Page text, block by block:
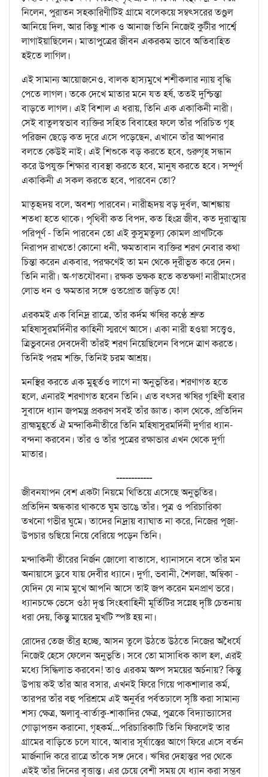
নিলেন, পুরাতন সহকারিণীটিই গ্রামে বলেকয়ে সম্বৎসরের তণ্ডুল
আনিয়ে দিল, আর কিছু শাক ও আনাজ তিনি নিজেই কুটীর পার্শ্বে
লাগাইয়াছিলেন। মাতাপুত্রের জীবন একরকম ভাবে অতিবাহিত
হইতে লাগিল।
এই সামান্য আয়োজনেও, বালক হাস্যমুখে শশীকলার ন্যায় বৃদ্ধি
পেতে লাগল। তকে দেখে মাতার মনে যত হর্ষ, ততই দুশ্চিন্তা
বাড়তে লাগল। এই বিশাল এ ধরায়, তিনি এক একাকিনী নারী।
সেই বাতুলস্বভাব ব্যক্তির সহিত বিবাহের ফলে তাঁর পরিচিত গৃহ
পরিজন ছেড়ে কত দূরে এসে পড়েছেন, এখানে তাঁর আপনার
বলতে কেউই নাই। এই শিশুকে বড় করতে হবে, গুরুগৃহ সন্ধান
করে উপযুক্ত শিক্ষার ব্যবস্থা করতে হবে, মানুষ করতে হবে। সম্পূর্ণ
একাকিনী এ সকল করতে হবে, পারবেন তো?
মাতৃহৃদয় বলে, অবশ্য পারবেন। নারীহৃদয় বড় দুর্বল, আশঙ্কায়
শতধা হতে থাকে। পৃথিবী কত বিপদ, কত হিংস্র জীব, কত দুরাত্মায়
পরিপূর্ণ - তিনি পারবেন তো এই কুসুমতুল্য কোমল প্রাণটিকে
নিরাপদ রাখতে! কোনো ধনী, ক্ষমতাবান ব্যক্তির শরণ নেবার কথা
চিন্তা করেন একবার, পরক্ষণেই তা মন থেকে দূরীভূত করে দেন।
তিনি নারী। অ-গতযৌবনা। রক্ষক ভক্ষক হতে কতক্ষণ! নারীমাংসের
লোভ ধন ও ক্ষমতার সঙ্গে ওতপ্রোত জড়িত যে!
এরকমই এক বিনিদ্র রাত্রে, তাঁর কর্দম ঋষির কণ্ঠে শ্রুত
মহিষাসুরমর্দিনীর কাহিনী স্মরণে আসে। একা নারী হওয়া সত্ত্বেও,
ত্রিভুবনের দেবদেবী তাঁরই শরণ নিয়েছিলেন বিপদে ত্রাণ করতে।
তিনিই পরম শক্তি, তিনিই চরম আশ্রয়।
মনস্থির করতে এক মুহূর্তও লাগে না অনুভূতির। শরণাগত হতে
হলে, এনারই শরণাগত হবেন তিনি। এত বৎসর ঋষির গৃহিণী হবার
সুবাদে ধ্যান জপমন্ত্র প্রকরণ সবই তাঁর জ্ঞাত। কাল থেকে, প্রতিদিন
ব্রাহ্মমুহূর্তে ঐ মন্দাকিনীতীরে তিনি মহিষাসুরমর্দিনী দুর্গার ধ্যান-
বন্দনা করবেন। তাঁর ও তাঁর পুত্রের রক্ষাভার এখন থেকে দুর্গা
মাতার।
------------
জীবনযাপন বেশ একটা নিয়মে থিতিয়ে এসেছে অনুভূতির।
প্রতিদিন অন্ধকার থাকতে ঘুম ভাঙে তাঁর। পুত্র ও পরিচারিকা
তখনো গভীর ঘুমে। তাদের নিদ্রায় ব্যাঘাত না করে, নিজের পূজা-
উপচার গুছিয়ে নিয়ে বেরিয়ে পড়েন তিনি।
মন্দাকিনী তীরের নির্জন জোলো বাতাসে, ধ্যানাসনে বসে তাঁর মন
অনায়াসে ডুবে যায় দেবীর ধ্যানে। দুর্গা, ভবানী, শৈলজা, অম্বিকা -
যেদিন যে নাম মুখে আপনি আসে তাই জপ করেন মনপ্রাণ ভরে।
ধ্যানচক্ষে ভেসে ওঠা দৃপ্ত সিংহবাহিনী মূর্তিটির সস্নেহ দৃষ্টি চেতনায়
ধরা দেয়, কিন্তু মায়ের মুখটি স্পষ্ট হয় না।
রোদের তেজ তীব্র হচ্ছে, আসন তুলে উঠতে উঠতে নিজের অধৈর্যে
নিজেই হেসে ফেলেন অনুভূতি। সবে তো মাসাধিক কাল হল, এরই
মধ্যে সিদ্ধিলাভ করবেন! তাও এরকম অল্প সময়ের অর্চনায়? কিন্তু
উপায় কই তাঁর আর বসার, এখনই ফিরে গিয়ে পাকশালার কর্ম,
তারপর তাঁর বহু পরিশ্রমে এই অনুর্বর পর্বতঢালে সৃষ্টি করা সামান্য
শস্য ক্ষেত্র, অলাবু-বার্তাকু-শাকাদির ক্ষেত্র, পুত্রকে বিদ্যাভ্যাসের
গোড়াপত্তন করানো, গৃহকর্ম...পরিচারিকাটি তিনি ফিরলেই তার
গ্রামের বাড়িতে চলে যাবে, আবার সূর্যাস্তের আগে ফিরে এসে বর্তন
মার্জনাদি করে রাত্রে তাঁকে সঙ্গ দেবে। ঋষির দেহান্তর পর থেকে
এইই তাঁর দিনের বৃত্তান্ত। এর চেয়ে বেশী সময় যে ধ্যান করা সম্ভব